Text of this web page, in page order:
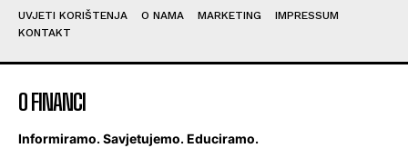
UVJETI KORIŠTENJA O NAMA MARKETING
IMPRESSUM
KONTAKT
O FINANCI
Informiramo. Savjetujemo. Educiramo.